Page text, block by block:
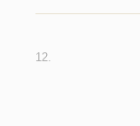
12.